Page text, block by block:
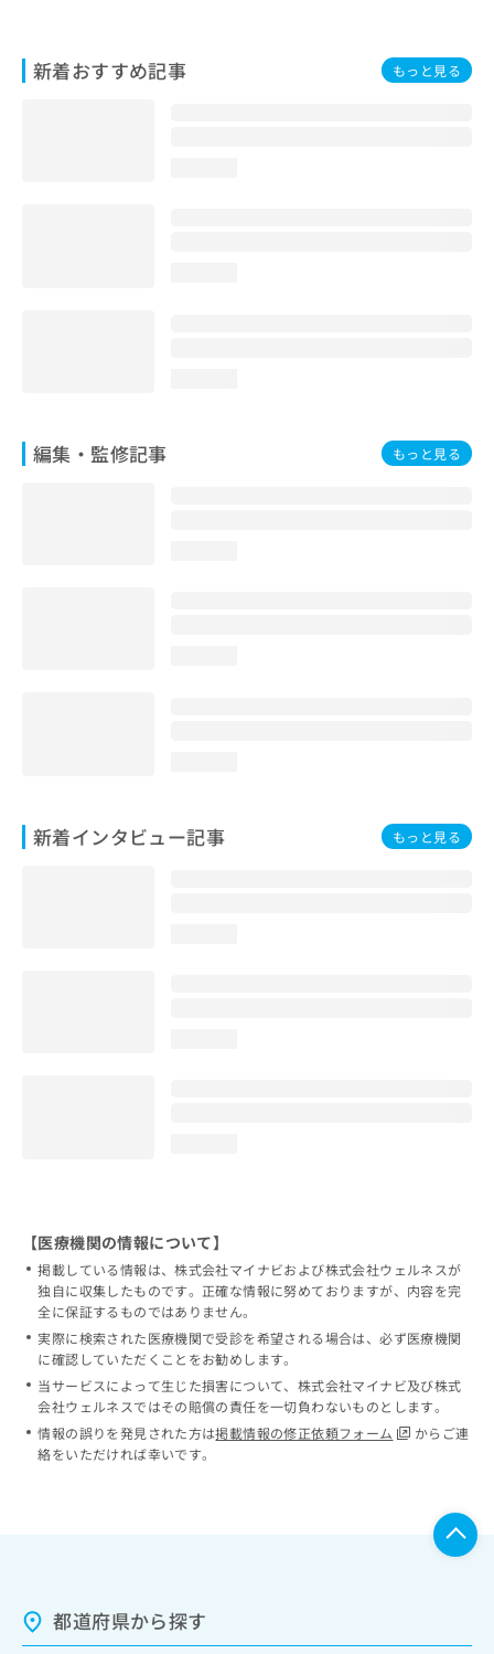
新着おすすめ記事 もっと見る
編集・監修記事 もっと見る
新着インタビュー記事 もっと見る
い
合
【医療機関の情報について】
掲載している情報は、株式会社マイナビおよび株式会社ウェルネスが
独自に収集したものです。正確な情報に努めておりますが、内容を完
全に保証するものではありません。
実際に検索された医療機関で受診を希望される場合は、必ず医療機関
に確認していただくことをお勧めします。
当サービスによって生じた損害について、株式会社マイナビ及び株式
会社ウェルネスではその賠償の責任を一切負わないものとします。
情報の誤りを発見された方は掲載情報の修正依頼フォーム
からご連
絡をいただければ幸いです。
都道府県から探す